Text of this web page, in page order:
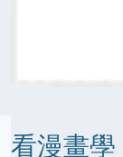
看漫畫